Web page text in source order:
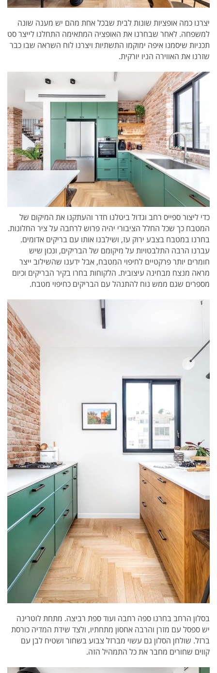
יצרנו כמה אופציות שונות לבית שבכל אחת מהם יש מענה שונה
למשפחה. לאחר שבחרנו את האופציה המתאימה התחלנו לייצר סט
תכניות שיסמנו איפה ימוקמו התשתיות ויצרנו לוח השראה שבו כבר
שזרנו את האווירה הניו יורקית.
כדי ליצור ספייס רחב וגדול ביטלנו חדר והעתקנו את המיקום של
המטבח כך שכל החלל הציבורי יהיה פרוש לרחבה על ציר החלונות.
בחרנו במטבח בצבע ירוק עז, ושילבנו אותו עם בריקים אדומים.
עברנו הרבה התלבטויות על מיקומם של הבריקים, ונכון שיש
חומרים יותר פרקטיים לחיפוי המטבח, אבל ידענו שהשילוב ייצר
מראה מנצח מבחינה עיצובית. הלקוחות בחרו בקיר הבריקים וכיום
מספרים שגם ממש נוח להתנהל עם הבריקים כחיפוי מטבח.
בסלון הרחב בחרנו ספה רחבה ועוד ספת רביצה. מתחת לוטרינה
יש ספסל עם מזרן והרבה אחסון מתחתיו, ולצד שידת המדיה כורסת
ברזל. שולחן הסלון גם עשוי מברזל צבוע בשחור ושטיח לבן עם
קווים שחורים מחבר את כל התמהיל הזה.